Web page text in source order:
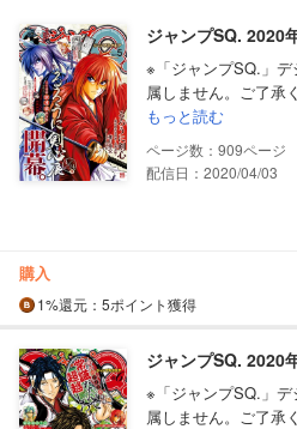
ジャンプSQ. 2020
※「ジャンプSQ.」
属しません。ご了
もっと読む
909
配信日：2020/04/03
購入
1%還元 ：5ポイント獲得
ジャンプSQ. 2020
※「ジャンプSQ.」
属しません。ご了